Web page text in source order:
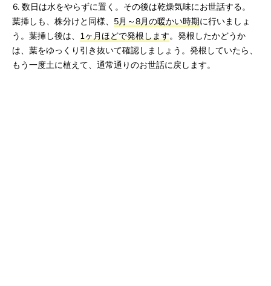
数日は水をやらずに置く。その後は乾燥気味にお世話する。
葉挿しも、株分けと同様、 5月～8月の暖かい時期に行いましょ
う。葉挿し後は、 1ヶ月ほどで発根します。発根したかどうか
は、葉をゆっくり引き抜いて確認しましょう。発根していたら、
もう一度土に植えて、通常通りのお世話に戻します。